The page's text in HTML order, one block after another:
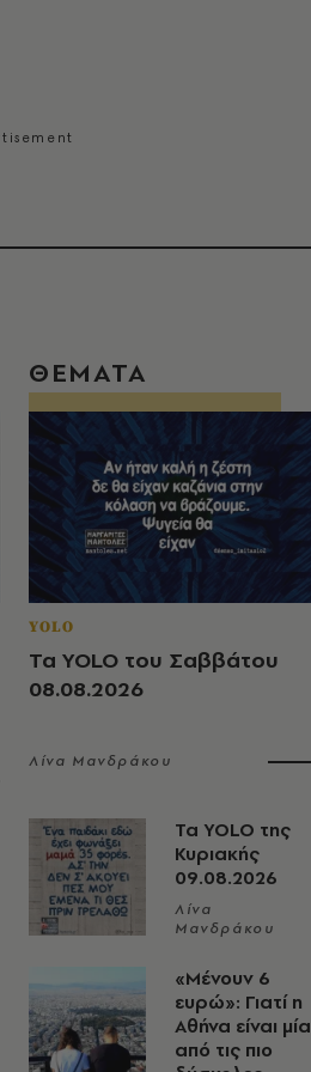
ΘΕΜΑΤΑ
YOLO
Τα YOLO του Σαββάτου
08.08.2026
Λίνα Μανδράκου
Τα YOLO της
Κυριακής
09.08.2026
Λίνα
Μανδράκου
«Μένουν 6
ευρώ»: Γιατί η
Αθήνα είναι μία
από τις πιο